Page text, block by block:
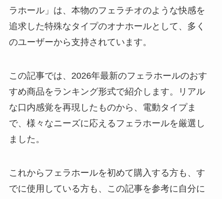
ラホール」は、本物のフェラチオのような快感を
追求した特殊なタイプのオナホールとして、多く
のユーザーから支持されています。
この記事では、2026年最新のフェラホールのおす
すめ商品をランキング形式で紹介します。リアル
な口内感覚を再現したものから、電動タイプま
で、様々なニーズに応えるフェラホールを厳選し
ました。
これからフェラホールを初めて購入する方も、す
でに使用している方も、この記事を参考に自分に